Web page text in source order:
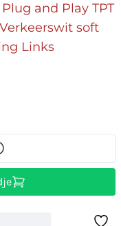
and Play TPT
soft
Links